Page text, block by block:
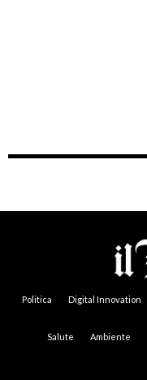
Politica Digital Innovation
Salute Ambiente